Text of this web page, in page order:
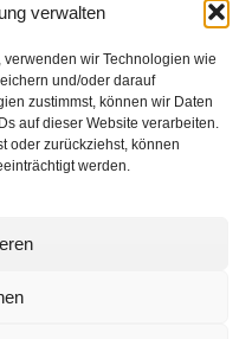
verwalten
wir Technologien wie
und/oder darauf
zustimmst, können wir Daten
auf dieser Website verarbeiten.
oder zurückziehst, können
werden.
| Artist